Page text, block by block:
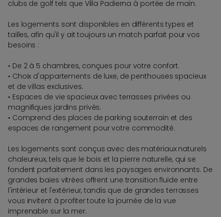
clubs de golf tels que Villa Padierna à portée de main.
Les logements sont disponibles en différents types et
tailles, afin qu'il y ait toujours un match parfait pour vos
besoins :
• De 2 à 5 chambres, conçues pour votre confort.
• Choix d'appartements de luxe, de penthouses spacieux
et de villas exclusives.
• Espaces de vie spacieux avec terrasses privées ou
magnifiques jardins privés.
• Comprend des places de parking souterrain et des
espaces de rangement pour votre commodité.
Les logements sont conçus avec des matériaux naturels
chaleureux, tels que le bois et la pierre naturelle, qui se
fondent parfaitement dans les paysages environnants. De
grandes baies vitrées offrent une transition fluide entre
l'intérieur et l'extérieur, tandis que de grandes terrasses
vous invitent à profiter toute la journée de la vue
imprenable sur la mer.